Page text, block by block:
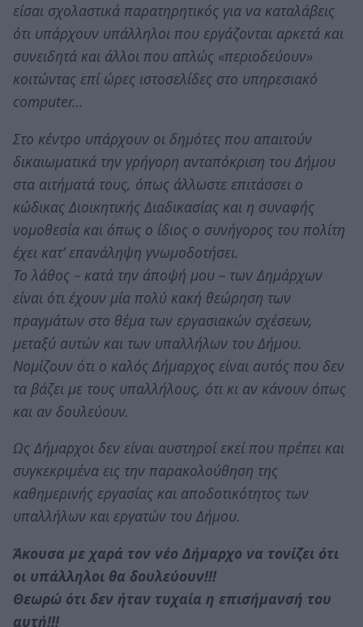
είσαι σχολαστικά παρατηρητικός για να καταλάβεις
ότι υπάρχουν υπάλληλοι που εργάζονται αρκετά και
συνειδητά και άλλοι που απλώς «περιοδεύουν»
κοιτώντας επί ώρες ιστοσελίδες στο υπηρεσιακό
computer…
Στο κέντρο υπάρχουν οι δημότες που απαιτούν
δικαιωματικά την γρήγορη ανταπόκριση του Δήμου
στα αιτήματά τους, όπως άλλωστε επιτάσσει ο
κώδικας Διοικητικής Διαδικασίας και η συναφής
νομοθεσία και όπως ο ίδιος ο συνήγορος του πολίτη
έχει κατ’ επανάληψη γνωμοδοτήσει.
Το λάθος – κατά την άποψή μου – των Δημάρχων
είναι ότι έχουν μία πολύ κακή θεώρηση των
πραγμάτων στο θέμα των εργασιακών σχέσεων,
μεταξύ αυτών και των υπαλλήλων του Δήμου.
Νομίζουν ότι ο καλός Δήμαρχος είναι αυτός που δεν
τα βάζει με τους υπαλλήλους, ότι κι αν κάνουν όπως
και αν δουλεύουν.
Ως Δήμαρχοι δεν είναι αυστηροί εκεί που πρέπει και
συγκεκριμένα εις την παρακολούθηση της
καθημερινής εργασίας και αποδοτικότητος των
υπαλλήλων και εργατών του Δήμου.
Άκουσα με χαρά τον νέο Δήμαρχο να τονίζει ότι
οι υπάλληλοι θα δουλεύουν!!!
Θεωρώ ότι δεν ήταν τυχαία η επισήμανσή του
αυτή!!!